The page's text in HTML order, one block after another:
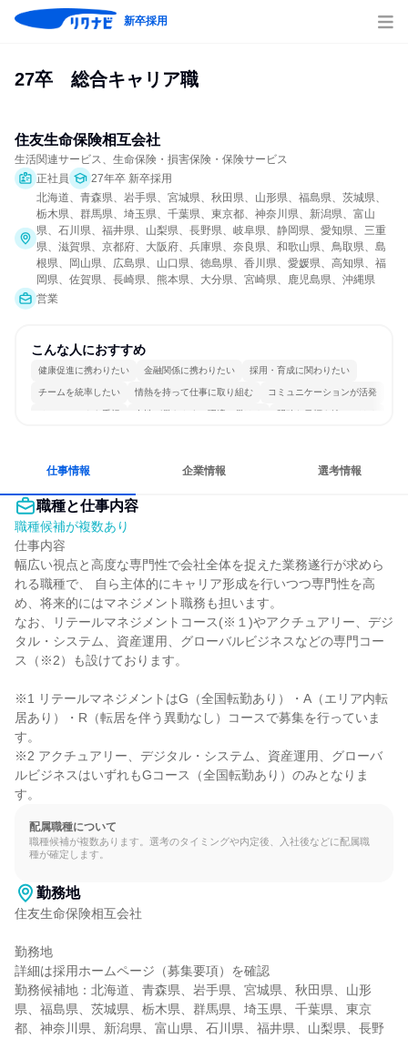
新卒採用
27卒　総合キャリア職
住友生命保険相互会社
生活関連サービス、生命保険・損害保険・保険サービス
正社員
27年卒 新卒採用
北海道、青森県、岩手県、宮城県、秋田県、山形県、福島県、茨城県、
栃木県、群馬県、埼玉県、千葉県、東京都、神奈川県、新潟県、富山
県、石川県、福井県、山梨県、長野県、岐阜県、静岡県、愛知県、三重
県、滋賀県、京都府、大阪府、兵庫県、奈良県、和歌山県、鳥取県、島
根県、岡山県、広島県、山口県、徳島県、香川県、愛媛県、高知県、福
岡県、佐賀県、長崎県、熊本県、大分県、宮崎県、鹿児島県、沖縄県
営業
こんな人におすすめ
健康促進に携わりたい 金融関係に携わりたい 採用・育成に関わりたい
チームを統率したい 情熱を持って仕事に取り組む コミュニケーションが活発
チームワークを重視 女性が働きやすい環境で働ける 明確な目標を追いかける
仕事情報 企業情報 選考情報
職種と仕事内容
職種候補が複数あり
仕事内容
幅広い視点と高度な専門性で会社全体を捉えた業務遂行が求めら
れる職種で、 自ら主体的にキャリア形成を行いつつ専門性を高
め、将来的にはマネジメント職務も担います。
なお、リテールマネジメントコース(※１)やアクチュアリー、デジ
タル・システム、資産運用、グローバルビジネスなどの専門コー
ス（※2）も設けております。
※1 リテールマネジメントはG（全国転勤あり）・A（エリア内転
居あり）・R（転居を伴う異動なし）コースで募集を行っていま
す。
※2 アクチュアリー、デジタル・システム、資産運用、グローバ
ルビジネスはいずれもGコース（全国転勤あり）のみとなりま
す。
配属職種について
職種候補が複数あります。選考のタイミングや内定後、入社後などに配属職
種が確定します。
勤務地
住友生命保険相互会社
勤務地
詳細は採用ホームページ（募集要項）を確認
勤務候補地：北海道、青森県、岩手県、宮城県、秋田県、山形
県、福島県、茨城県、栃木県、群馬県、埼玉県、千葉県、東京
都、神奈川県、新潟県、富山県、石川県、福井県、山梨県、長野